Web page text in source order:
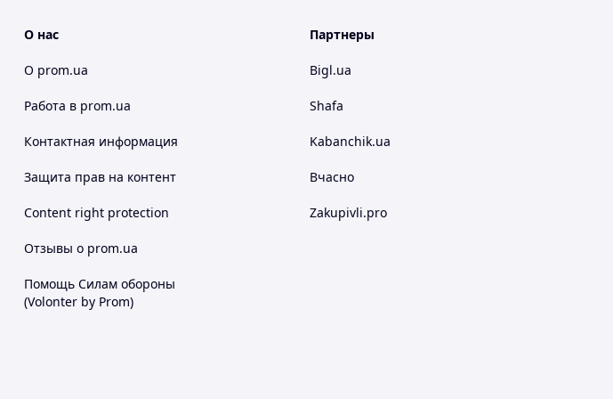
О нас
О prom.ua
Работа в prom.ua
Контактная информация
Защита прав на контент
Content right protection
Отзывы о prom.ua
Помощь Силам обороны
(Volonter by Prom)
Партнеры
Bigl.ua
Shafa
Kabanchik.ua
Вчасно
Zakupivli.pro